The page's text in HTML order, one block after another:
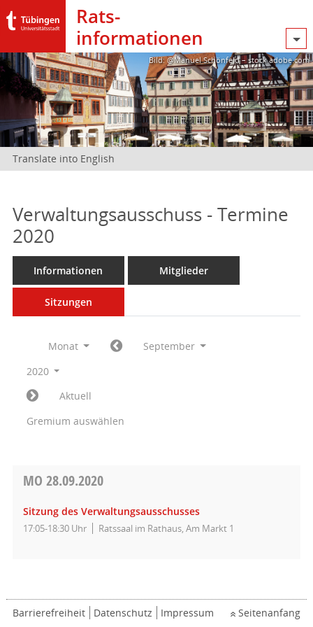
Rats­
informationen
Bild: @Manuel Schönfeld – stock.adobe.com
Translate into English
Verwaltungsausschuss - Termine
2020
Informationen Mitglieder
Sitzungen
Monat
September
2020
Aktuell
Gremium auswählen
MO 28.09.2020
Sitzung des Verwaltungsausschusses
17:05-18:30 Uhr Ratssaal im Rathaus, Am Markt 1
Barrierefreiheit Datenschutz Impressum Seitenanfang